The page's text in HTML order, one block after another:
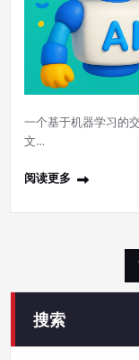
一个基于机器学习的
文…
阅读更多
分
搜索